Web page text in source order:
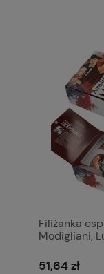
Filiżanka
Modigliani,
51,64 zł